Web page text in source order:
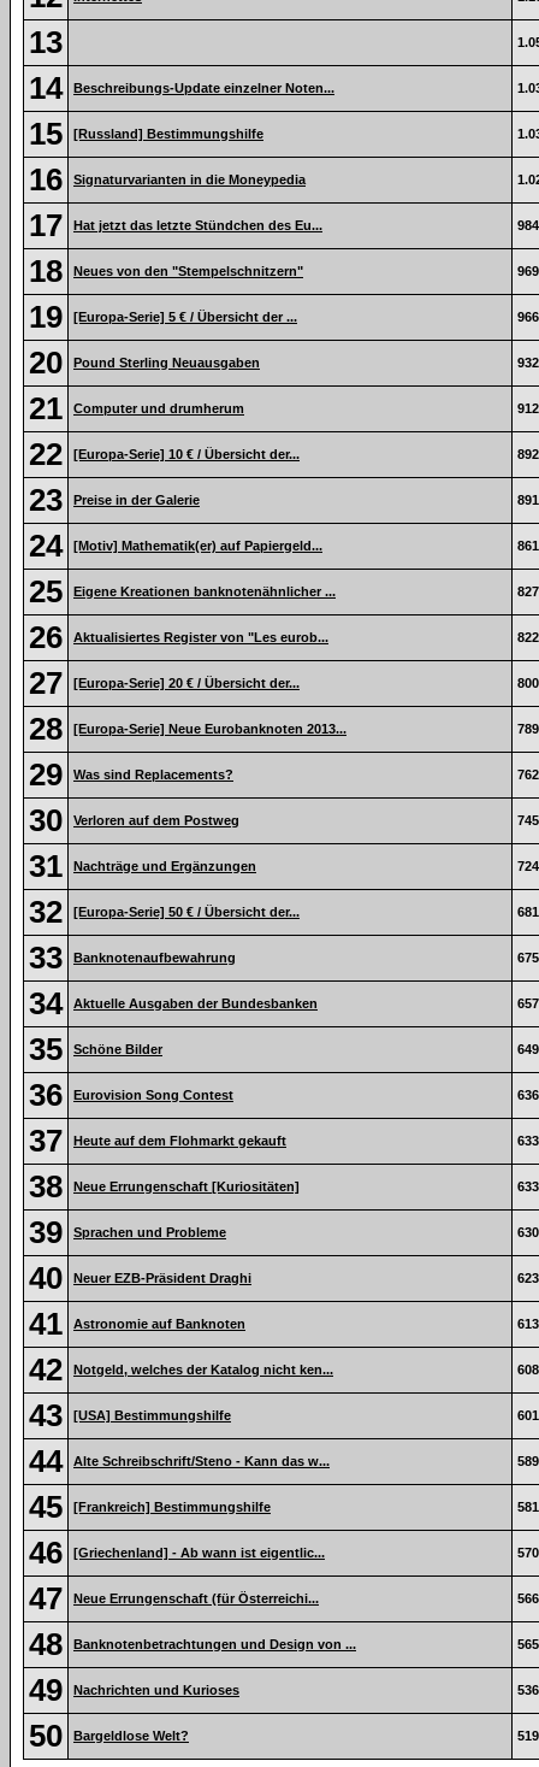
13
14 Beschreibungs-Update einzelner Noten...
15 [Russland] Bestimmungshilfe
16 Signaturvarianten in die Moneypedia
17 Hat jetzt das letzte Stündchen des Eu... 984
18 Neues von den "Stempelschnitzern" 969
19 [Europa-Serie] 5 € / Übersicht der ... 966
20 Pound Sterling Neuausgaben 932
21 Computer und drumherum 912
22 [Europa-Serie] 10 € / Übersicht der... 892
23 Preise in der Galerie 891
24 [Motiv] Mathematik(er) auf Papiergeld... 861
25 Eigene Kreationen banknotenähnlicher ... 827
26 Aktualisiertes Register von "Les eurob... 822
27 [Europa-Serie] 20 € / Übersicht der... 800
28 [Europa-Serie] Neue Eurobanknoten 2013... 789
29 Was sind Replacements? 762
30 Verloren auf dem Postweg 745
31 Nachträge und Ergänzungen 724
32 [Europa-Serie] 50 € / Übersicht der... 681
33 Banknotenaufbewahrung 675
34 Aktuelle Ausgaben der Bundesbanken 657
35 Schöne Bilder 649
36 Eurovision Song Contest 636
37 Heute auf dem Flohmarkt gekauft 633
38 Neue Errungenschaft [Kuriositäten] 633
39 Sprachen und Probleme 630
40 Neuer EZB-Präsident Draghi 623
41 Astronomie auf Banknoten 613
42 Notgeld, welches der Katalog nicht ken... 608
43 [USA] Bestimmungshilfe 601
44 Alte Schreibschrift/Steno - Kann das w... 589
45 [Frankreich] Bestimmungshilfe 581
46 [Griechenland] - Ab wann ist eigentlic... 570
47 Neue Errungenschaft (für Österreichi... 566
48 Banknotenbetrachtungen und Design von ... 565
49 Nachrichten und Kurioses 536
50 Bargeldlose Welt? 519